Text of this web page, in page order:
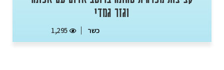
וגזר גמדי
כשר 1,295